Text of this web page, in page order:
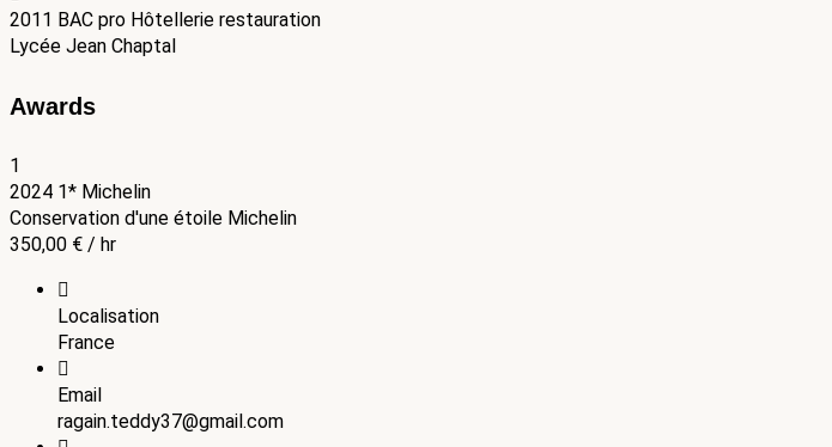
2011 BAC pro Hôtellerie restauration
Lycée Jean Chaptal
Awards
1
2024 1* Michelin
Conservation d'une étoile Michelin
350,00 € / hr
Localisation
France
Email
ragain.teddy37@gmail.com